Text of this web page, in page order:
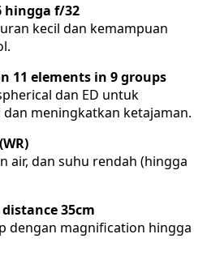
hingga f/32
kecil dan kemampuan
11 elements in 9 groups
dan ED untuk
meningkatkan ketajaman.
air, dan suhu rendah (hingga
35cm
dengan magnification hingga